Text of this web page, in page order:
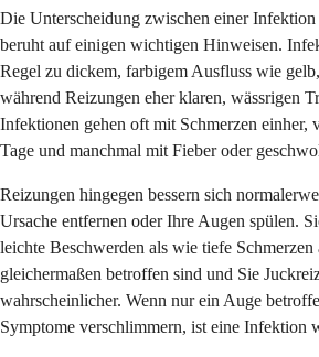
Die Unterscheidung zwischen einer
beruht auf einigen wichtigen Hinweisen.
Regel zu dickem, farbigem Ausfluss wie
während Reizungen eher klaren, wässrigen
Infektionen gehen oft mit Schmerzen einher,
Tage und manchmal mit Fieber oder
Reizungen hingegen bessern sich
Ursache entfernen oder Ihre Augen spülen.
leichte Beschwerden als wie tiefe
gleichermaßen betroffen sind und Sie
wahrscheinlicher. Wenn nur ein Auge
Symptome verschlimmern, ist eine Infektion